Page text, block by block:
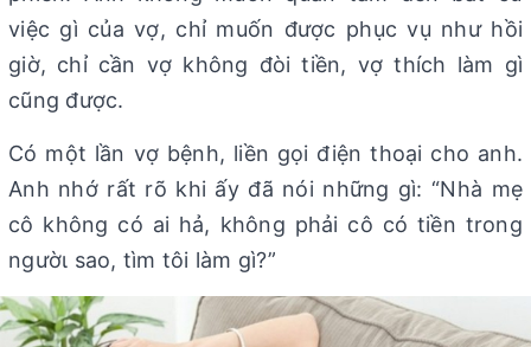
việc gì của vợ, chỉ muốn được phục vụ như hồi
giờ, chỉ cần vợ không đòi tiền, vợ thích làm gì
cũng được.
Có một lần vợ bệnh, liền gọi điện thoại cho anh.
Anh nhớ rất rõ khi ấy đã nói những gì: “Nhà mẹ
cô không có ai hả, không phải cô có tiền trong
ngườι sao, tìm tôi làm gì?”